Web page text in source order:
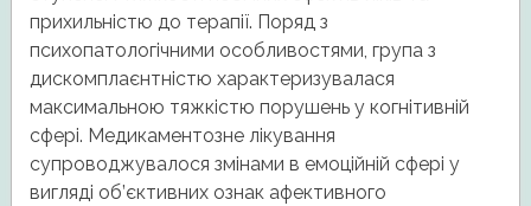
прихильністю до терапії. Поряд з
психопатологічними особливостями, група з
дискомплаєнтністю характеризувалася
максимальною тяжкістю порушень у когнітивній
сфері. Медикаментозне лікування
супроводжувалося змінами в емоційній сфері у
вигляді об’єктивних ознак афективного